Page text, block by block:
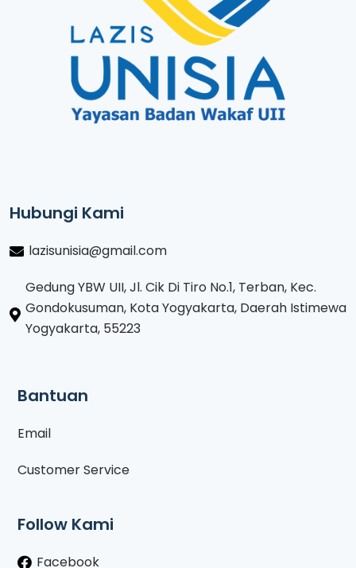
Hubungi Kami
lazisunisia@gmail.com
Gedung YBW UII, Jl. Cik Di Tiro No.1, Terban, Kec.
Gondokusuman, Kota Yogyakarta, Daerah Istimewa
Yogyakarta, 55223
Bantuan
Email
Customer Service
Follow Kami
Facebook